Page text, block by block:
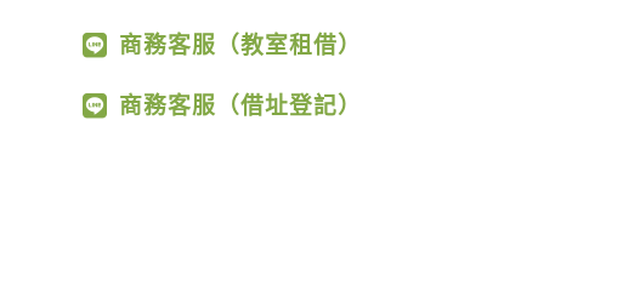
商務客服（教室租借）
商務客服（借址登記）